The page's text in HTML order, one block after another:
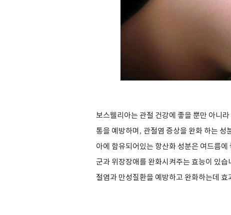
보스웰리아는 관절 건강에 좋을 뿐만 아니
통을 예방하며 , 관절염 증상을 완화 하는 성
아에 함유되어있는 항산화 성분은 여드름
군과 위장장애를 완화시켜주는 효능이 있습
절염과 만성질환을 예방하고 완화하는데